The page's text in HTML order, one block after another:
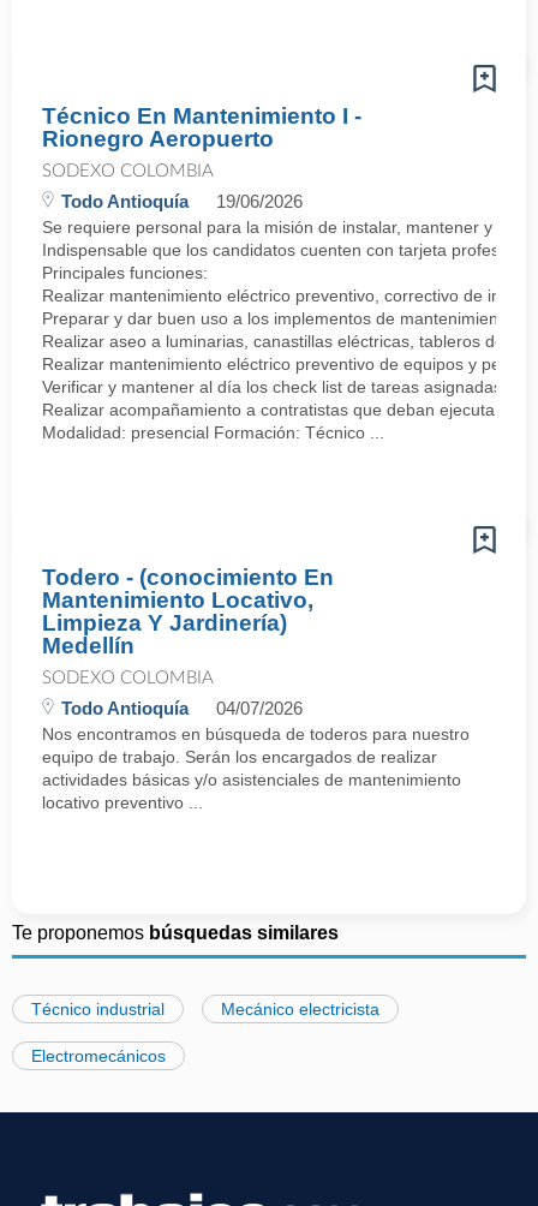
Técnico En Mantenimiento I -
Rionegro Aeropuerto
SODEXO COLOMBIA
Todo Antioquía 19/06/2026
Se requiere personal para la misión de instalar, mantener y
Indispensable que los candidatos cuenten con tarjeta
Principales funciones:
Realizar mantenimiento eléctrico preventivo, correctivo de
Preparar y dar buen uso a los implementos de mantenimiento
Realizar aseo a luminarias, canastillas eléctricas, tableros de
Realizar mantenimiento eléctrico preventivo de equipos y
Verificar y mantener al día los check list de tareas asignadas.
Realizar acompañamiento a contratistas que deban ejecutar
Modalidad: presencial Formación: Técnico ...
Todero - (conocimiento En
Mantenimiento Locativo,
Limpieza Y Jardinería)
Medellín
SODEXO COLOMBIA
Todo Antioquía 04/07/2026
Nos encontramos en búsqueda de toderos para nuestro
equipo de trabajo. Serán los encargados de realizar
actividades básicas y/o asistenciales de mantenimiento
locativo preventivo ...
Te proponemos búsquedas similares
Técnico industrial Mecánico electricista
Electromecánicos